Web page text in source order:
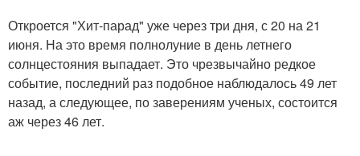
Откроется "Хит-парад" уже через три дня, с 20 на 21
июня. На это время полнолуние в день летнего
солнцестояния выпадает. Это чрезвычайно редкое
событие, последний раз подобное наблюдалось 49 лет
назад, а следующее, по заверениям ученых, состоится
аж через 46 лет.